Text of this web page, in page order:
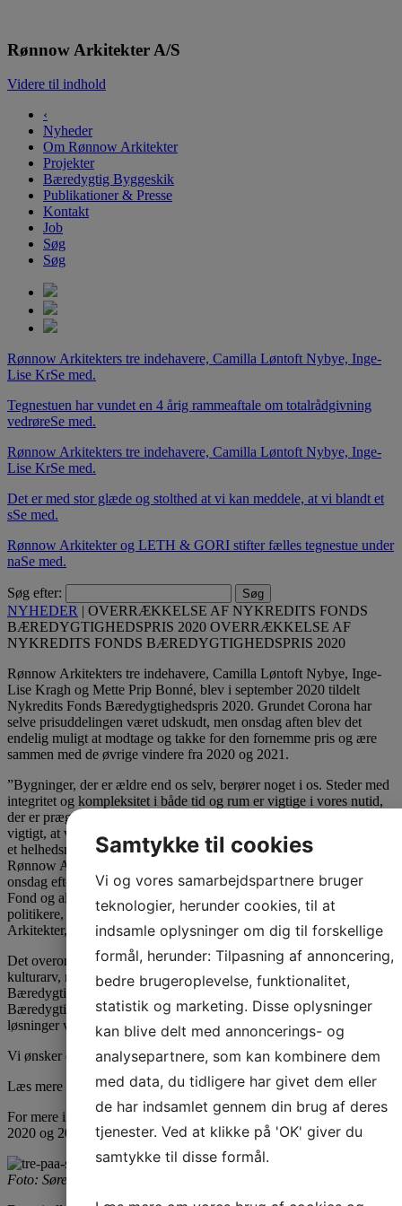
Rønnow Arkitekter A/S
Videre til indhold
‹
Nyheder
Om Rønnow Arkitekter
Projekter
Bæredygtig Byggeskik
Publikationer & Presse
Kontakt
Job
Søg
Søg
Rønnow Arkitekters tre indehavere, Camilla Løntoft Nybye, Inge-
Lise KrSe med.
Tegnestuen har vundet en 4 årig rammeaftale om totalrådgivning
vedrøreSe med.
Rønnow Arkitekters tre indehavere, Camilla Løntoft Nybye, Inge-
Lise KrSe med.
Det er med stor glæde og stolthed at vi kan meddele, at vi blandt et
sSe med.
Rønnow Arkitekter og LETH & GORI stifter fælles tegnestue under
naSe med.
Søg efter:
NYHEDER | OVERRÆKKELSE AF NYKREDITS FONDS
BÆREDYGTIGHEDSPRIS 2020 OVERRÆKKELSE AF
NYKREDITS FONDS BÆREDYGTIGHEDSPRIS 2020
Rønnow Arkitekters tre indehavere, Camilla Løntoft Nybye, Inge-
Lise Kragh og Mette Prip Bonné, blev i september 2020 tildelt
Nykredits Fonds Bæredygtighedspris 2020. Grundet Corona har
selve prisuddelingen været udskudt, men onsdag aften blev det
endelig muligt at modtage og takke for den fornemme pris og ære
sammen med de øvrige vindere fra 2020 og 2021.
”Bygninger, der er ældre end os selv, berører noget i os. Steder med
integritet og kompleksitet i både tid og rum er vigtige i vores nutid,
der er præget af hastig forandring og udvikling. Derfor er det så
vigtigt, at vi bygger bygninger, der holder. Fordi de er bæredygtige i
et helhedsmæssigt perspektiv,” udtalte arkitekt MAA og partner i
Rønnow Arkitekter Inge-Lise Kragh blandt andet i sin takketale
onsdag eftermiddag. Her fik hun også sagt en stor tak til Nykredits
Fond og alle de kloge og visionære bygherrer, organisationer og
politikere, der, sammen med alle medarbejdere hos Rønnow
Arkitekter, yder en kæmpe indsats hver eneste dag.
Det overordnede tema for de prestigefyldte arkitekturpriser 2020 er
kulturarv, restaurering og transformation. Vi modtager
Bæredygtighedsprisen for både vores praksis og udgivelsen
Bæredygtig Byggeskik fra 2018, hvor vi søger bæredygtige
løsninger ved at undersøge den historiske bygningsmasse.
Vi ønsker et stort tillykke til de øvrige prismodtagere.
Læs mere om udgivelsen Bæredygtig Byggeskikher
For mere information om Nykredits Fonds priser og prismodtagere
2020 og 2021 seher
Foto: Søren Svendsen
Samtykke til cookies
Vi og vores samarbejdspartnere bruger
teknologier, herunder cookies, til at
indsamle oplysninger om dig til forskellige
formål, herunder: Tilpasning af annoncering,
bedre brugeroplevelse, funktionalitet,
statistik og marketing. Disse oplysninger
kan blive delt med annoncerings- og
analysepartnere, som kan kombinere dem
med data, du tidligere har givet dem eller
de har indsamlet gennem din brug af deres
tjenester. Ved at klikke på 'OK' giver du
samtykke til disse formål.